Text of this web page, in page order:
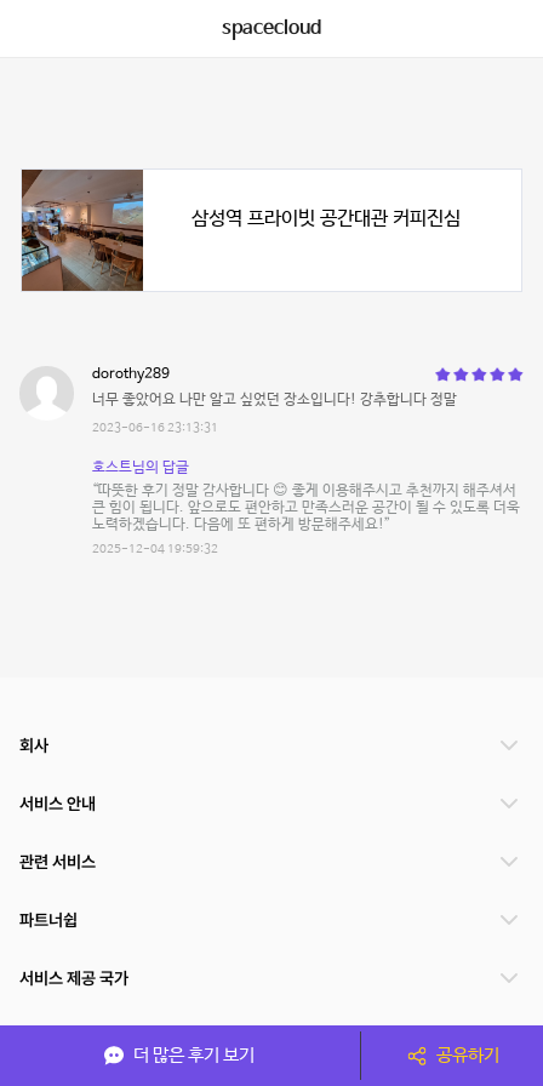
spacecloud
삼성역 프라이빗 공간대관 커피진심
dorothy289
너무 좋았어요 나만 알고 싶었던 장소입니다! 강추합니다 정말
2023-06-16 23:13:31
호스트님의 답글
“따뜻한 후기 정말 감사합니다 😊 좋게 이용해주시고 추천까지 해주셔서
큰 힘이 됩니다. 앞으로도 편안하고 만족스러운 공간이 될 수 있도록 더욱
노력하겠습니다. 다음에 또 편하게 방문해주세요!”
2025-12-04 19:59:32
더 많은 후기 보기 공유하기
회사
서비스 안내
관련 서비스
파트너쉽
서비스 제공 국가
(주)NSPACE 사업자정보